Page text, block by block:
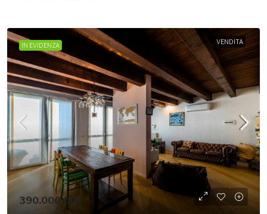
IN EVIDENZA VENDITA
390.000,00€